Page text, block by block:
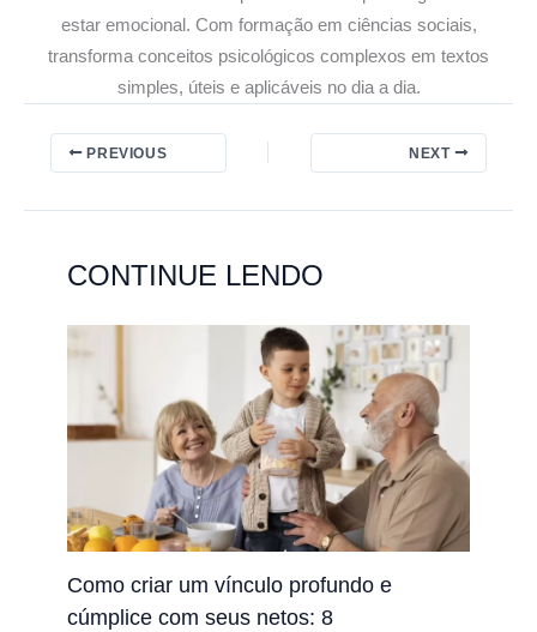
estar emocional. Com formação em ciências sociais,
transforma conceitos psicológicos complexos em textos
simples, úteis e aplicáveis no dia a dia.
PREVIOUS NEXT
CONTINUE LENDO
Como criar um vínculo profundo e
cúmplice com seus netos: 8